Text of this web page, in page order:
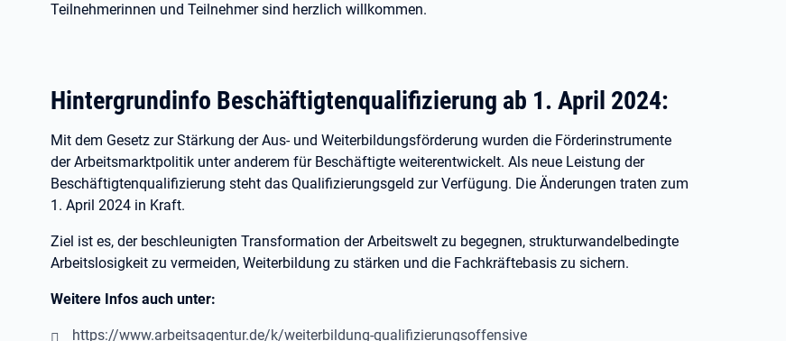
Teilnehmerinnen und Teilnehmer sind herzlich willkommen.
Hintergrundinfo Beschäftigtenqualifizierung ab 1. April 2024:
Mit dem Gesetz zur Stärkung der Aus- und Weiterbildungsförderung wurden die Förderinstrumente
der Arbeitsmarktpolitik unter anderem für Beschäftigte weiterentwickelt. Als neue Leistung der
Beschäftigtenqualifizierung steht das Qualifizierungsgeld zur Verfügung. Die Änderungen traten zum
1. April 2024 in Kraft.
Ziel ist es, der beschleunigten Transformation der Arbeitswelt zu begegnen, strukturwandelbedingte
Arbeitslosigkeit zu vermeiden, Weiterbildung zu stärken und die Fachkräftebasis zu sichern.
Weitere Infos auch unter:
https://www.arbeitsagentur.de/k/weiterbildung-qualifizierungsoffensive